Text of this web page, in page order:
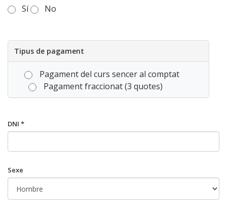
Sí No
Tipus de pagament
Pagament del curs sencer al comptat
Pagament fraccionat (3 quotes)
DNI *
Sexe